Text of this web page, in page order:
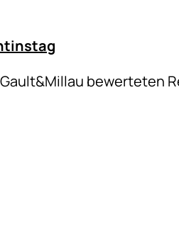
bewerteten